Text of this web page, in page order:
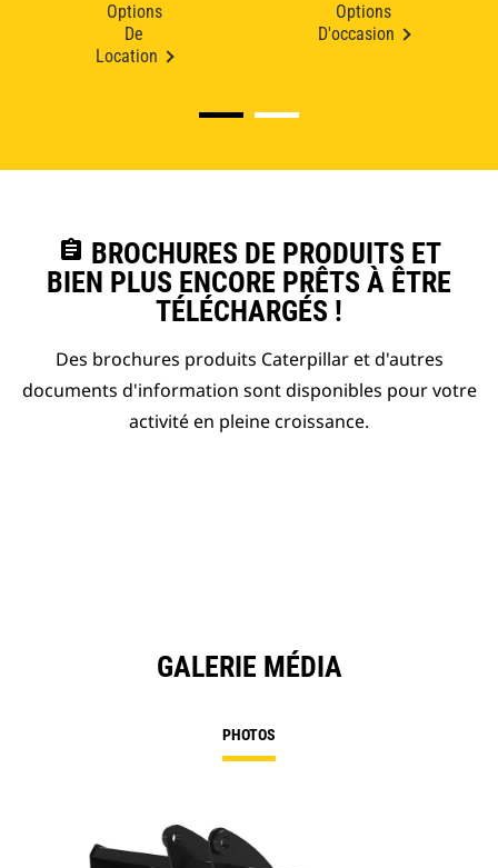
Options
De
Location
Options
D'occasion
assignment BROCHURES DE PRODUITS ET
BIEN PLUS ENCORE PRÊTS À ÊTRE
TÉLÉCHARGÉS !
Des brochures produits Caterpillar et d'autres
documents d'information sont disponibles pour votre
activité en pleine croissance.
GALERIE MÉDIA
PHOTOS